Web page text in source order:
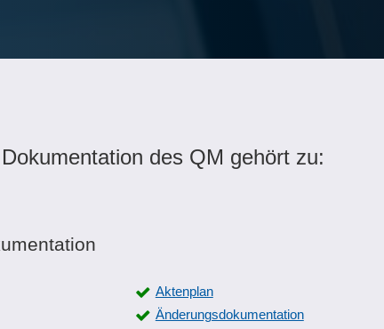
des QM gehört zu:
Aktenplan
Änderungsdokumentation